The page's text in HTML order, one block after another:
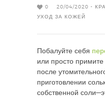
0 20/04/2020 -
УХОД ЗА КОЖЕЙ
Побалуйте себя
или просто
после
приготовлении
собственной